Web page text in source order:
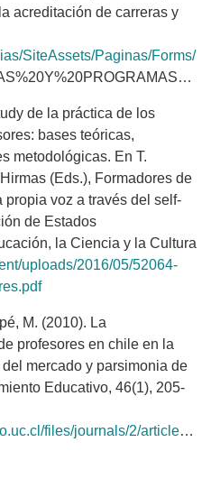
acreditación de carreras y
SiteAssets/Paginas/Forms/
de la práctica de los
bases teóricas,
metodológicas. En T.
(Eds.), Formadores de
voz a través del self-
de Estados
la Ciencia y la Cultura
uploads/2016/05/52064-
M. (2010). La
profesores en chile en la
mercado y parsimonia de
Educativo, 46(1), 205-
files/journals/2/articles/